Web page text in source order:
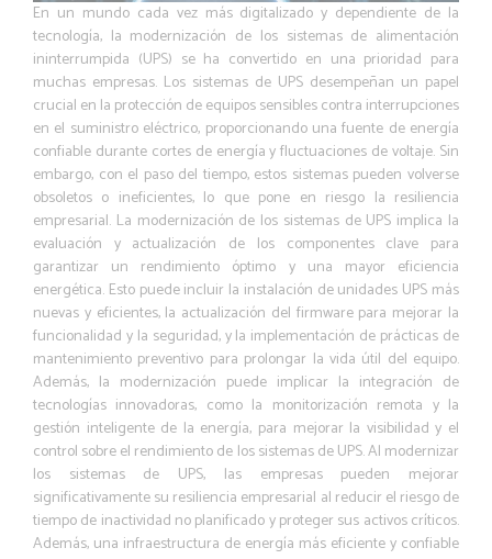
En un mundo cada vez más digitalizado y dependiente de la
tecnología, la modernización de los sistemas de alimentación
ininterrumpida (UPS) se ha convertido en una prioridad para
muchas empresas. Los sistemas de UPS desempeñan un papel
crucial en la protección de equipos sensibles contra interrupciones
en el suministro eléctrico, proporcionando una fuente de energía
confiable durante cortes de energía y fluctuaciones de voltaje. Sin
embargo, con el paso del tiempo, estos sistemas pueden volverse
obsoletos o ineficientes, lo que pone en riesgo la resiliencia
empresarial. La modernización de los sistemas de UPS implica la
evaluación y actualización de los componentes clave para
garantizar un rendimiento óptimo y una mayor eficiencia
energética. Esto puede incluir la instalación de unidades UPS más
nuevas y eficientes, la actualización del firmware para mejorar la
funcionalidad y la seguridad, y la implementación de prácticas de
mantenimiento preventivo para prolongar la vida útil del equipo.
Además, la modernización puede implicar la integración de
tecnologías innovadoras, como la monitorización remota y la
gestión inteligente de la energía, para mejorar la visibilidad y el
control sobre el rendimiento de los sistemas de UPS. Al modernizar
los sistemas de UPS, las empresas pueden mejorar
significativamente su resiliencia empresarial al reducir el riesgo de
tiempo de inactividad no planificado y proteger sus activos críticos.
Además, una infraestructura de energía más eficiente y confiable